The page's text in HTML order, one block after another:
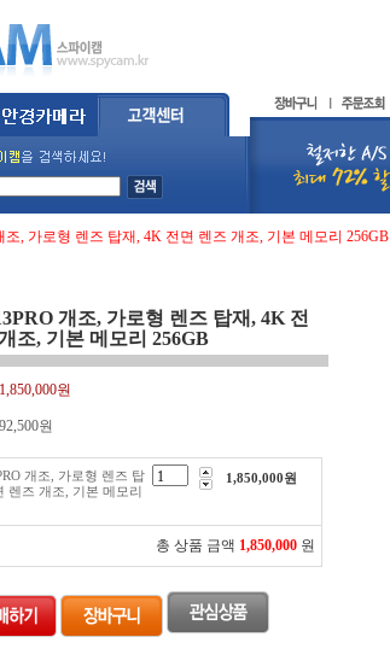
조, 가로형 렌즈 탑재, 4K 전면 렌즈 개조, 기본 메모리 256GB
개조, 가로형 렌즈 탑재, 4K 전
조, 기본 메모리 256GB
1,850,000원
92,500원
개조, 가로형 렌즈 탑
렌즈 개조, 기본 메모리
1,850,000원
총 상품 금액 1,850,000 원